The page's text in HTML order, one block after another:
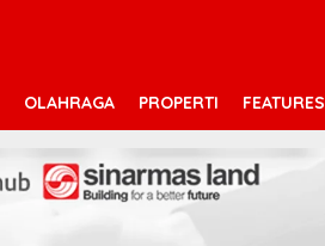
OLAHRAGA PROPERTI FEATURES